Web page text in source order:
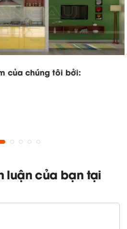
của chúng tôi bởi:
luận của bạn tại